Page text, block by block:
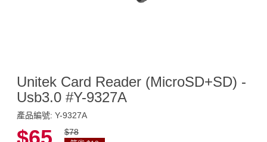
Unitek Card Reader (MicroSD+SD) -
Usb3.0 #Y-9327A
產品編號: Y-9327A
$78